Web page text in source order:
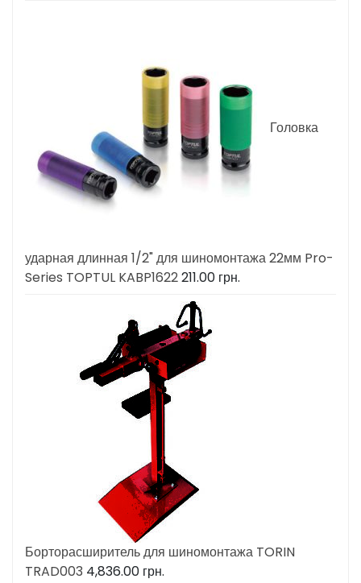
Головка
ударная длинная 1/2" для шиномонтажа 22мм Pro-
Series TOPTUL KABP1622211.00 грн.
Борторасширитель для шиномонтажа TORIN
TRAD003 4,836.00 грн.